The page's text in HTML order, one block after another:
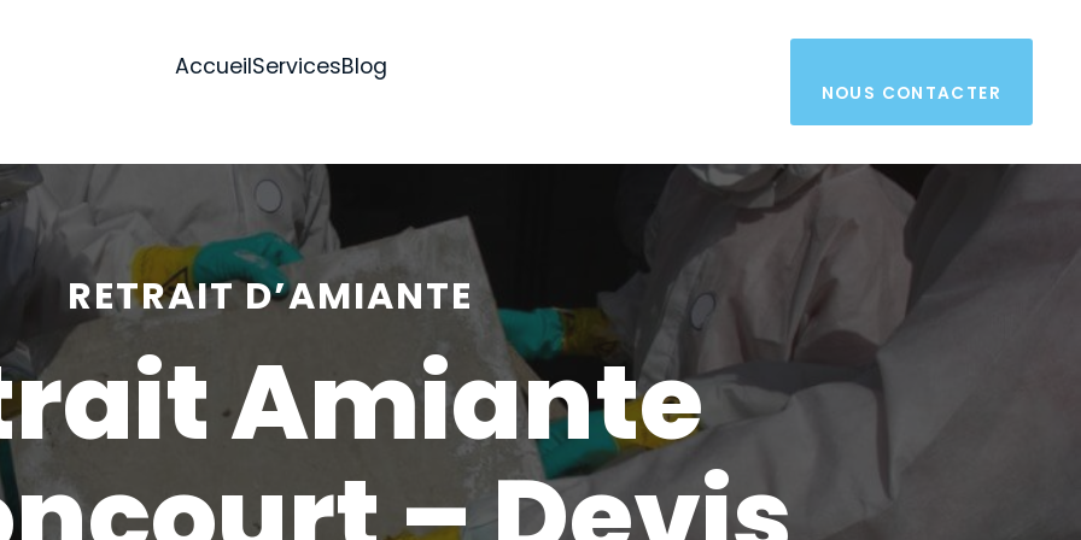
AccueilServicesBlog
NOUS CONTACTER
RETRAIT D’AMIANTE
Amiante